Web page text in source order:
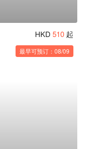
HKD 510 起
最早可预订：08/09